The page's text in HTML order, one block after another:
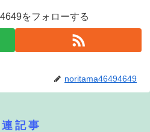
をフォローする
noritama46494649
連記事